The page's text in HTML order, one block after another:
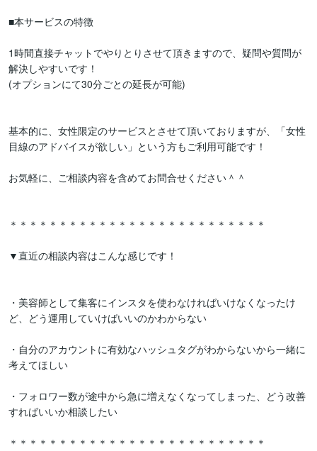
■本サービスの特徴
1時間直接チャットでやりとりさせて頂きますので、疑問や質問が
解決しやすいです！
(オプションにて30分ごとの延長が可能)
基本的に、女性限定のサービスとさせて頂いておりますが、「女性
目線のアドバイスが欲しい」という方もご利用可能です！
お気軽に、ご相談内容を含めてお問合せください＾＾
＊＊＊＊＊＊＊＊＊＊＊＊＊＊＊＊＊＊＊＊＊＊＊＊＊＊
▼直近の相談内容はこんな感じです！
・美容師として集客にインスタを使わなければいけなくなったけ
ど、どう運用していけばいいのかわからない
・自分のアカウントに有効なハッシュタグがわからないから一緒に
考えてほしい
・フォロワー数が途中から急に増えなくなってしまった、どう改善
すればいいか相談したい
＊＊＊＊＊＊＊＊＊＊＊＊＊＊＊＊＊＊＊＊＊＊＊＊＊＊